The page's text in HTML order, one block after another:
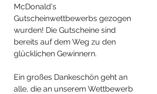
McDonald's
Gutscheinwettbewerbs gezogen
wurden! Die Gutscheine sind
bereits auf dem Weg zu den
glücklichen Gewinnern.
Ein großes Dankeschön geht an
alle, die an unserem Wettbewerb